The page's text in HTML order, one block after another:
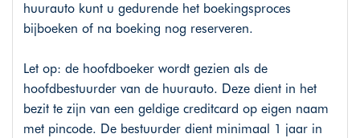
huurauto kunt u gedurende het boekingsproces
bijboeken of na boeking nog reserveren.
Let op: de hoofdboeker wordt gezien als de
hoofdbestuurder van de huurauto. Deze dient in het
bezit te zijn van een geldige creditcard op eigen naam
met pincode. De bestuurder dient minimaal 1 jaar in